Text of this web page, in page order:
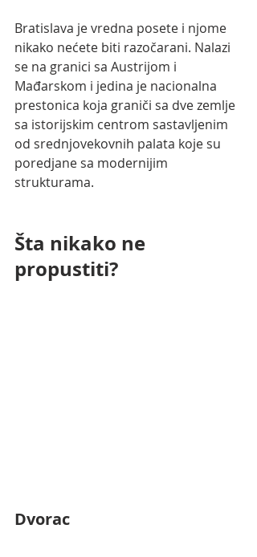
Bratislava je vredna posete i njome
nikako nećete biti razočarani. Nalazi
se na granici sa Austrijom i
Mađarskom i jedina je nacionalna
prestonica koja graniči sa dve zemlje
sa istorijskim centrom sastavljenim
od srednjovekovnih palata koje su
poredjane sa modernijim
strukturama.
Šta nikako ne
propustiti?
Dvorac